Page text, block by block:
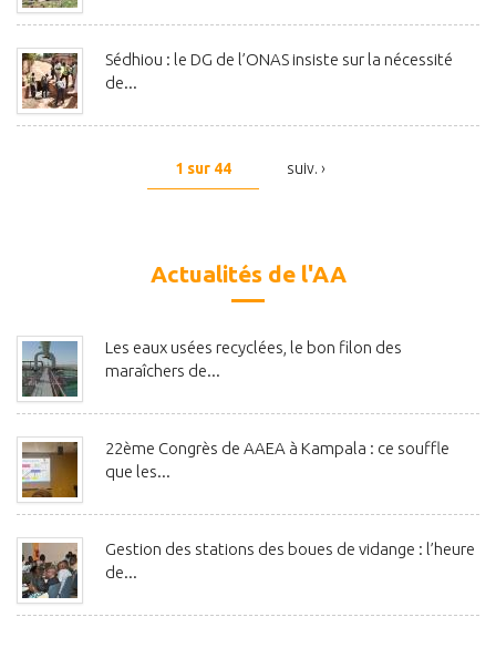
Sédhiou : le DG de l’ONAS insiste sur la nécessité
de...
1 sur 44 suiv. ›
Actualités de l'AA
Les eaux usées recyclées, le bon filon des
maraîchers de...
22ème Congrès de AAEA à Kampala : ce souffle
que les...
Gestion des stations des boues de vidange : l’heure
de...